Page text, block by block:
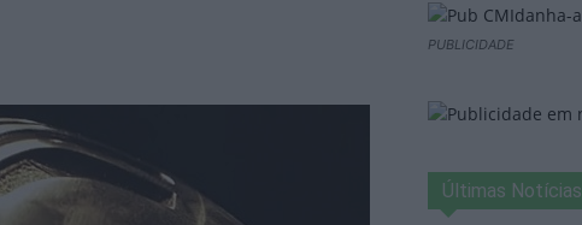
PUBLICIDADE
Últimas Notícias